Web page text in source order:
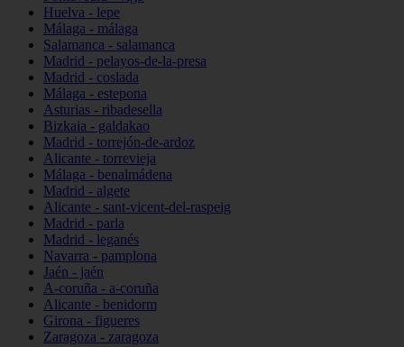
Huelva - lepe
Málaga - málaga
Salamanca - salamanca
Madrid - pelayos-de-la-presa
Madrid - coslada
Málaga - estepona
Asturias - ribadesella
Bizkaia - galdakao
Madrid - torrejón-de-ardoz
Alicante - torrevieja
Málaga - benalmádena
Madrid - algete
Alicante - sant-vicent-del-raspeig
Madrid - parla
Madrid - leganés
Navarra - pamplona
Jaén - jaén
A-coruña - a-coruña
Alicante - benidorm
Girona - figueres
Zaragoza - zaragoza